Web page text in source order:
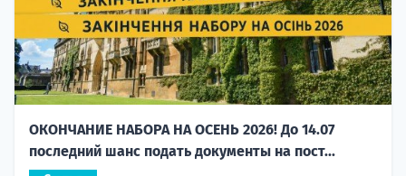
ОКОНЧАНИЕ НАБОРА НА ОСЕНЬ 2026! До 14.07
последний шанс подать документы на пост...